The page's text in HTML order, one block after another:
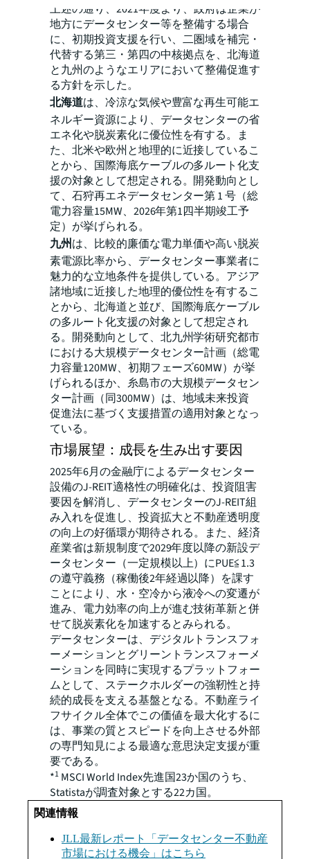
上述の通り、2021年度より、政府は企業が
地方にデータセンター等を整備する場合
に、初期投資支援を行い、二圏域を補完・
代替する第三・第四の中核拠点を、北海道
と九州のようなエリアにおいて整備促進す
る方針を示した。
北海道は、冷涼な気候や豊富な再生可能エ
ネルギー資源により、データセンターの省
エネ化や脱炭素化に優位性を有する。ま
た、北米や欧州と地理的に近接しているこ
とから、国際海底ケーブルの多ルート化支
援の対象として想定される。開発動向とし
て、石狩再エネデータセンター第 1 号（総
電力容量15MW、2026年第1四半期竣工予
定）が挙げられる。
九州は、比較的廉価な電力単価や高い脱炭
素電源比率から、データセンター事業者に
魅力的な立地条件を提供している。アジア
諸地域に近接した地理的優位性を有するこ
とから、北海道と並び、国際海底ケーブル
の多ルート化支援の対象として想定され
る。開発動向として、北九州学術研究都市
における大規模データセンター計画（総電
力容量120MW、初期フェーズ60MW）が挙
げられるほか、糸島市の大規模データセン
ター計画（同300MW）は、地域未来投資
促進法に基づく支援措置の適用対象となっ
ている。
市場展望：成長を生み出す要因
2025年6月の金融庁によるデータセンター
設備のJ-REIT適格性の明確化は、投資阻害
要因を解消し、データセンターのJ-REIT組
み入れを促進し、投資拡大と不動産透明度
の向上の好循環が期待される。
また、経済
産業省は新規制度で2029年度以降の新設デ
ータセンター（一定規模以上）にPUE≦1.3
の遵守義務（稼働後2年経過以降）を課す
ことにより、水・空冷から液冷への変遷が
進み、電力効率の向上が進む技術革新と併
せて脱炭素化を加速するとみられる。
データセンターは、デジタルトランスフォ
ーメーションとグリーントランスフォーメ
ーションを同時に実現するプラットフォー
ムとして、ステークホルダーの強靭性と持
続的成長を支える基盤となる。不動産ライ
フサイクル全体でこの価値を最大化するに
は、事業の質とスピードを向上させる外部
の専門知見による最適な意思決定支援が重
要である。
*1 MSCI World Index先進国23か国のうち、
Statistaが調査対象とする22カ国。
関連情報
JLL最新レポート「データセンター不動産
市場における機会」はこちら